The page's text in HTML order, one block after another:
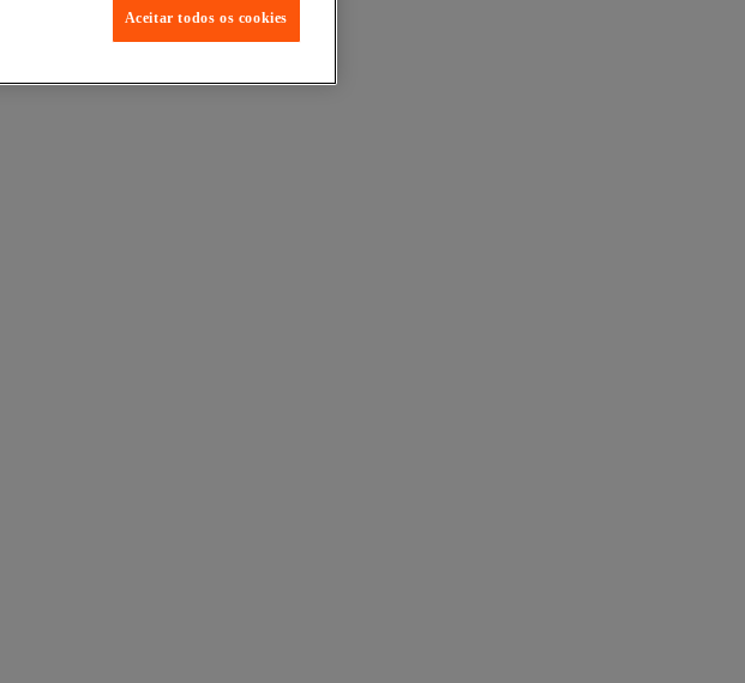
Aceitar todos os cookies